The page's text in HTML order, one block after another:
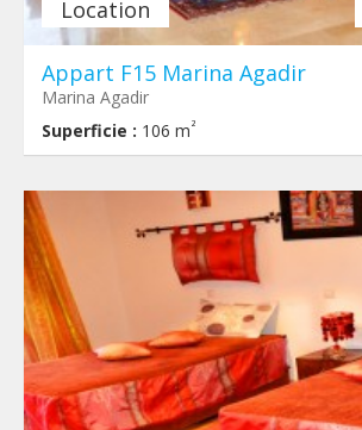
Location
Appart F15 Marina Agadir
Marina Agadir
Superficie : 106 m²